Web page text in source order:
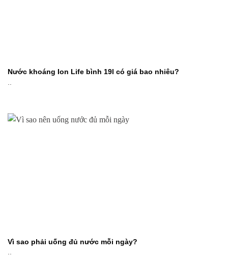
Nước khoáng Ion Life bình 19l có giá bao nhiêu?
Vì sao phải uống đủ nước mỗi ngày?
..